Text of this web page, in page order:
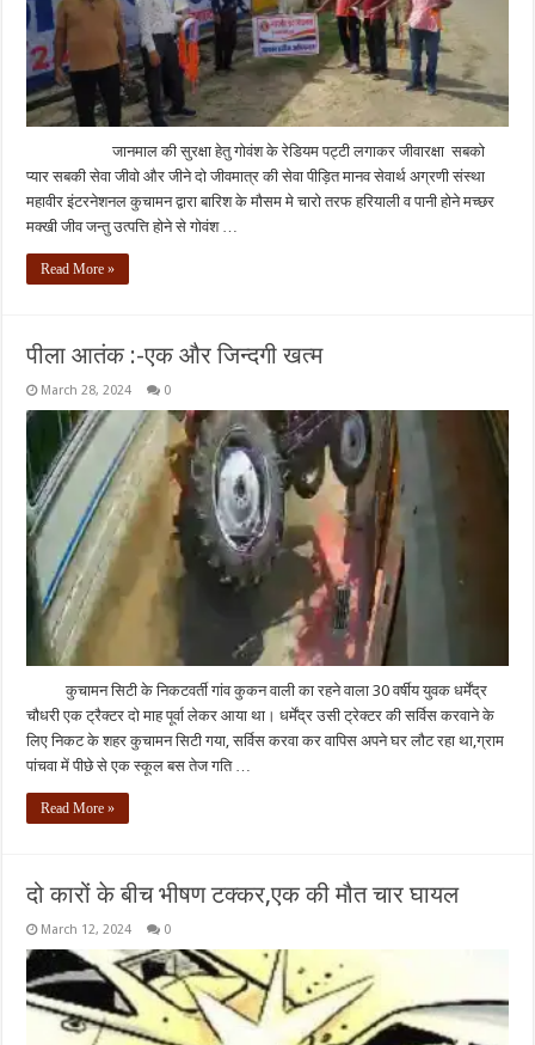
जानमाल की सुरक्षा हेतु गोवंश के रेडियम पट्टी लगाकर जीवारक्षा सबको
प्यार सबकी सेवा जीवो और जीने दो जीवमात्र की सेवा पीड़ित मानव सेवार्थ अग्रणी संस्था
महावीर इंटरनेशनल कुचामन द्वारा बारिश के मौसम मे चारो तरफ हरियाली व पानी होने मच्छर
मक्खी जीव जन्तु उत्पत्ति होने से गोवंश …
Read More »
पीला आतंक :-एक और जिन्दगी खत्म
March 28, 2024 0
कुचामन सिटी के निकटवर्ती गांव कुकन वाली का रहने वाला 30 वर्षीय युवक धर्मेंद्र
चौधरी एक ट्रैक्टर दो माह पूर्वा लेकर आया था। धर्मेंद्र उसी ट्रेक्टर की सर्विस करवाने के
लिए निकट के शहर कुचामन सिटी गया, सर्विस करवा कर वापिस अपने घर लौट रहा था,ग्राम
पांचवा में पीछे से एक स्कूल बस तेज गति …
Read More »
दो कारों के बीच भीषण टक्कर,एक की मौत चार घायल
March 12, 2024 0